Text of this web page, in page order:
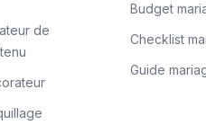
de
Budget
Checklist
Guide